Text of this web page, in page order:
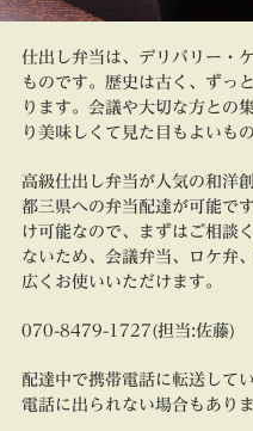
仕出し弁当は、デリバリー・
ものです。歴史は古く、ずっ
ります。会議や大切な方との
り美味しくて見た目もよいも
高級仕出し弁当が人気の和洋
都三県への弁当配達が可能で
け可能なので、まずはご相談
ないため、会議弁当、ロケ弁
広くお使いいただけます。
070-8479-1727(担当:佐藤)
配達中で携帯電話に転送して
電話に出られない場合もあり